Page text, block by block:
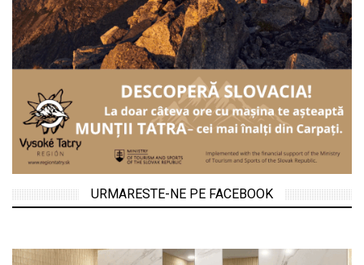
URMARESTE-NE PE FACEBOOK